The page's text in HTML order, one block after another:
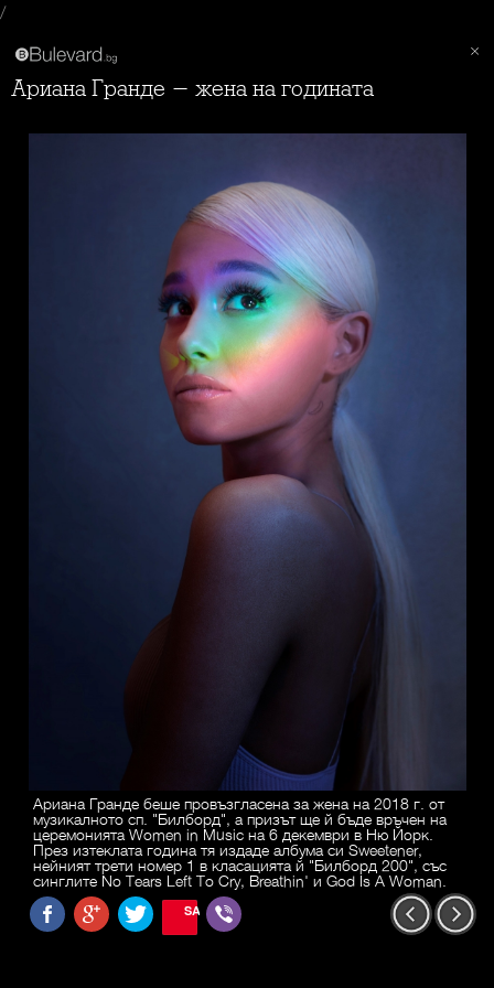
/
Ариана Гранде - жена на годината
Ариана Гранде беше провъзгласена за жена на 2018 г. от
музикалното сп. "Билборд", а призът ще й бъде връчен на
церемонията Women in Music на 6 декември в Ню Йорк.
През изтеклата година тя издаде албума си Sweetener,
нейният трети номер 1 в класацията й "Билборд 200", със
синглите No Tears Left To Cry, Breathin' и God Is A Woman.
SAVE